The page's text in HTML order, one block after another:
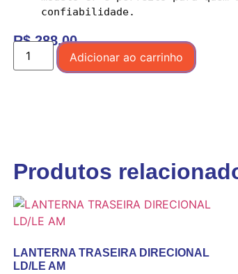
R$288,00
Adicionar ao carrinho
Produtos
LANTERNA TRASEIRA DIRECIONAL
LD/LE AM